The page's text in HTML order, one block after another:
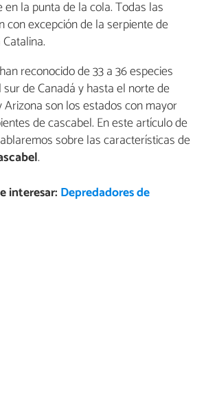
la punta de la cola. Todas las
con excepción de la serpiente de
reconocido de 33 a 36 especies
de Canadá y hasta el norte de
son los estados con mayor
de cascabel. En este artículo de
sobre las características de
.
interesar: Depredadores de